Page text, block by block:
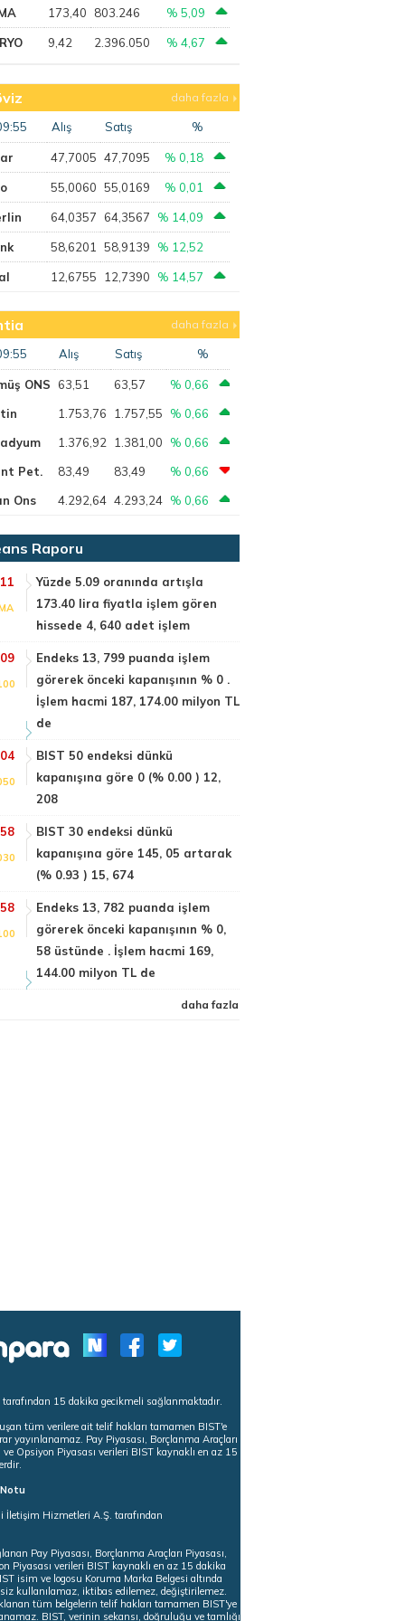
173,40 803.246 % 5,09
9,42 2.396.050 % 4,67
daha fazla
Alış Satış %
47,7005 47,7095 % 0,18
55,0060 55,0169 % 0,01
64,0357 64,3567 % 14,09
58,6201 58,9139 % 12,52
12,6755 12,7390 % 14,57
daha fazla
Alış Satış %
ONS 63,51 63,57
% 0,66
1.753,76 1.757,55
% 0,66
1.376,92 1.381,00
% 0,66
Pet.
83,49 83,49
% 0,66
Ons
4.292,64 4.293,24 % 0,66
Raporu
Yüzde 5.09 oranında artışla
173.40 lira fiyatla işlem gören
hissede 4, 640 adet işlem
Endeks 13, 799 puanda işlem
görerek önceki kapanışının % 0 .
İşlem hacmi 187, 174.00 milyon TL
de
BIST 50 endeksi dünkü
kapanışına göre 0 (% 0.00 ) 12,
208
BIST 30 endeksi dünkü
kapanışına göre 145, 05 artarak
(% 0.93 ) 15, 674
Endeks 13, 782 puanda işlem
görerek önceki kapanışının % 0,
58 üstünde . İşlem hacmi 169,
144.00 milyon TL de
daha fazla
15 dakika gecikmeli sağlanmaktadır.
tüm verilere ait telif hakları tamamen BIST'e
yayınlanamaz. Pay Piyasası, Borçlanma Araçları
ve Opsiyon Piyasası verileri BIST kaynaklı en az 15
Notu
İletişim Hizmetleri A.Ş. tarafından
Pay Piyasası, Borçlanma Araçları Piyasası,
Piyasası verileri BIST kaynaklı en az 15 dakika
isim ve logosu Koruma Marka Belgesi altında
kullanılamaz, iktibas edilemez, değiştirilemez.
tüm belgelerin telif hakları tamamen BIST'ye
BIST, verinin sekansı, doğruluğu ve tamlığı